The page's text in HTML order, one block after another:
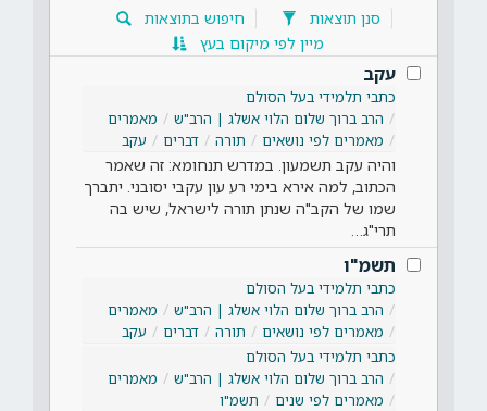
סנן תוצאות
חיפוש בתוצאות
מיין לפי מיקום בעץ
עקב
כתבי תלמידי בעל הסולם
הרב ברוך שלום הלוי אשלג | הרב"ש
מאמרים
מאמרים לפי נושאים
תורה דברים עקב
והיה עקב תשמעון. במדרש תנחומא: זה שאמר
הכתוב, למה אירא בימי רע עון עקבי יסובני. יתברך
שמו של הקב"ה שנתן תורה לישראל, שיש בה
תרי"ג…
תשמ"ו
כתבי תלמידי בעל הסולם
הרב ברוך שלום הלוי אשלג | הרב"ש
מאמרים
מאמרים לפי נושאים
תורה דברים
עקב
כתבי תלמידי בעל הסולם
הרב ברוך שלום הלוי אשלג | הרב"ש
מאמרים
מאמרים לפי שנים
תשמ"ו